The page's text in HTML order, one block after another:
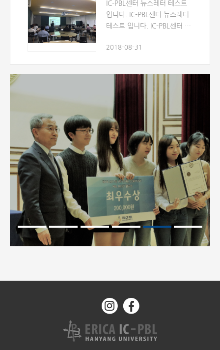
융합형 인재 양성을 위한
「2018 ERICA PBL 콘테스트」
를 개최하였습니다. 교수님 및
드립니다.
IC-PBL센터 뉴스레터 테스트
입니다. IC-PBL센터 뉴스레터
테스트 입니다. IC-PBL센터 뉴
센터 뉴스레터 테스트 입니
터 테스트 입니다. IC-PBL센터
뉴스레터 테스트 입니다. IC-
PBL센터 뉴스레터 테스트 입
니다. IC-PBL센터 뉴스레터 테
스트 입니다. IC-PBL센터 뉴스
레터 테스트 입니다.
2018-08-31